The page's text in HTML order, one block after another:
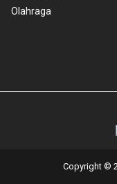
Olahraga
Copyright ©